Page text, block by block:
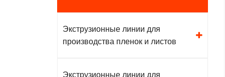
Экструзионные линии для
производства пленок и листов
Экструзионные линии для